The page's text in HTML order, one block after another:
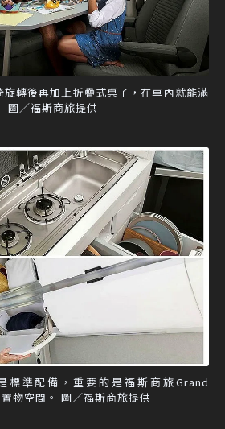
轉後再加上折疊式桌子，在車內就能滿
圖／福斯商旅提供
標準配備，重要的是福斯商旅Grand
物空間。 圖／福斯商旅提供